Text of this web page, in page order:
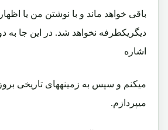
باقی خواهد ماند و با نوشتن من یا
دیگریکطرفه نخواهد شد. در این جا به
اشاره
میکنم و سپس به زمینههای تاریخی
میپردازم.